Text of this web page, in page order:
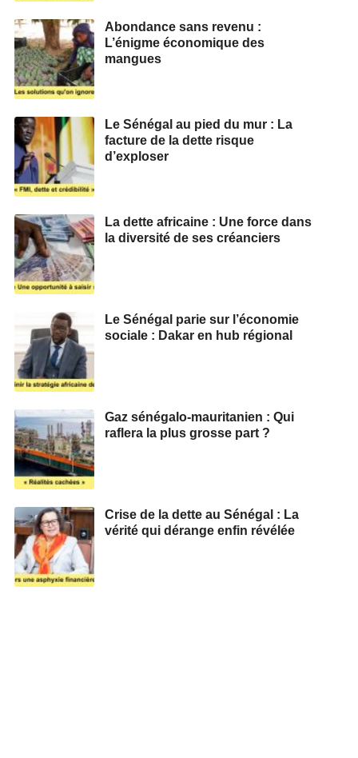
Abondance sans revenu :
L’énigme économique des
mangues
Le Sénégal au pied du mur : La
facture de la dette risque
d’exploser
La dette africaine : Une force dans
la diversité de ses créanciers
Le Sénégal parie sur l’économie
sociale : Dakar en hub régional
Gaz sénégalo-mauritanien : Qui
raflera la plus grosse part ?
Crise de la dette au Sénégal : La
vérité qui dérange enfin révélée